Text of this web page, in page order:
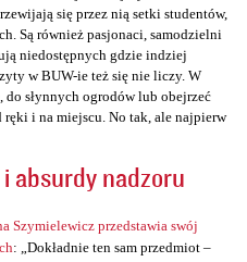
się przez nią setki studentów,
Są również pasjonaci, samodzielni
niedostępnych gdzie indziej
w BUW-ie też się nie liczy. W
słynnych ogrodów lub obejrzeć
i na miejscu. No tak, ale najpierw
absurdy nadzoru
Szymielewicz przedstawia swój
: „Dokładnie ten sam przedmiot –